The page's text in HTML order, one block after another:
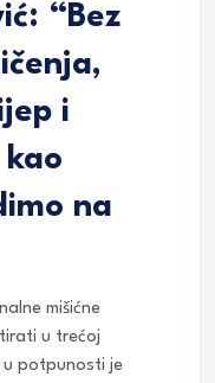
“Bez
i
na
mišićne
u trećoj
potpunosti je